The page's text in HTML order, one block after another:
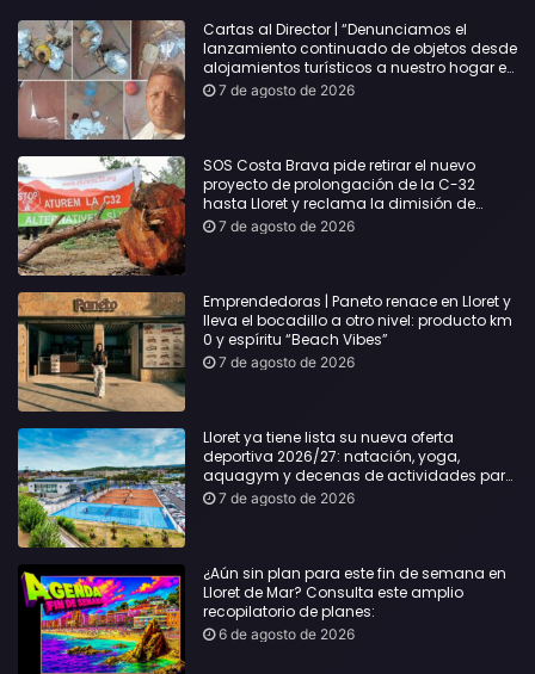
Cartas al Director | “Denunciamos el
lanzamiento continuado de objetos desde
alojamientos turísticos a nuestro hogar en
Lloret: Podría haber causado una
7 de agosto de 2026
SOS Costa Brava pide retirar el nuevo
proyecto de prolongación de la C-32
hasta Lloret y reclama la dimisión de
Sílvia Paneque
7 de agosto de 2026
Emprendedoras | Paneto renace en Lloret y
lleva el bocadillo a otro nivel: producto km
0 y espíritu “Beach Vibes”
7 de agosto de 2026
Lloret ya tiene lista su nueva oferta
deportiva 2026/27: natación, yoga,
aquagym y decenas de actividades para
todas las edades
7 de agosto de 2026
¿Aún sin plan para este fin de semana en
Lloret de Mar? Consulta este amplio
recopilatorio de planes:
6 de agosto de 2026